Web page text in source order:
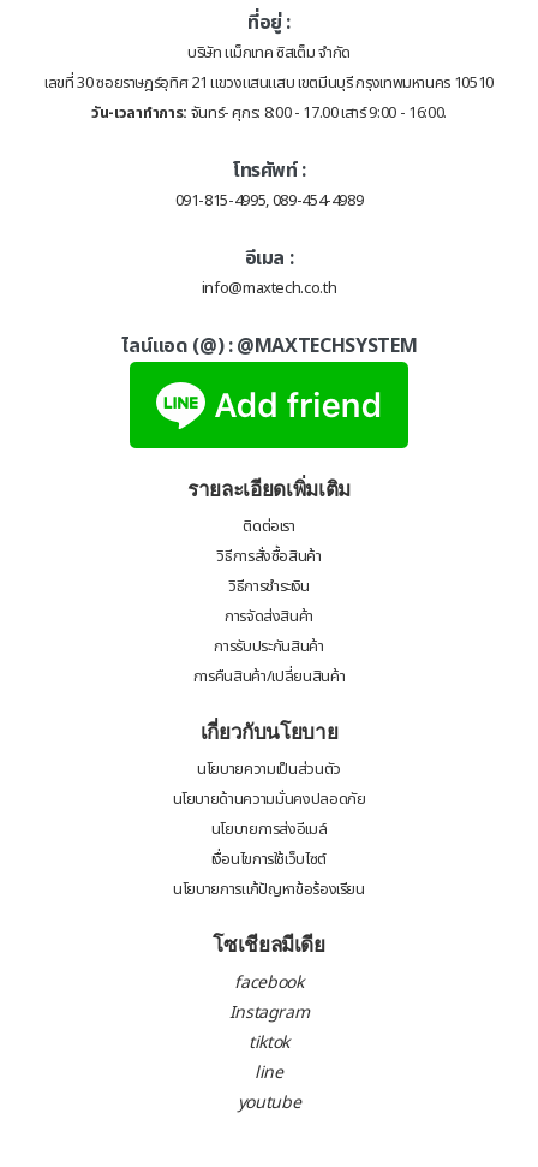
ที่อยู่ :
บริษัท แม็กเทค ซิสเต็ม จำกัด
เลขที่ 30 ซอยราษฎร์อุทิศ 21 แขวงแสนแสบ เขตมีนบุรี กรุงเทพมหานคร 10510
วัน-เวลาทำการ: จันทร์- ศุกร: 8:00 - 17.00 เสาร์ 9:00 - 16:00.
โทรศัพท์ :
091-815-4995, 089-454-4989
อีเมล :
info@maxtech.co.th
ไลน์แอด (@) :@MAXTECHSYSTEM
รายละเอียดเพิ่มเติม
ติดต่อเรา
วิธีการสั่งซื้อสินค้า
วิธีการชำระเงิน
การจัดส่งสินค้า
การรับประกันสินค้า
การคืนสินค้า/เปลี่ยนสินค้า
เกี่ยวกับนโยบาย
นโยบายความเป็นส่วนตัว
นโยบายด้านความมั่นคงปลอดภัย
นโยบายการส่งอีเมล์
เงื่อนไขการใช้เว็บไซต์
นโยบายการแก้ปัญหาข้อร้องเรียน
โซเชียลมีเดีย
facebook
Instagram
tiktok
line
youtube